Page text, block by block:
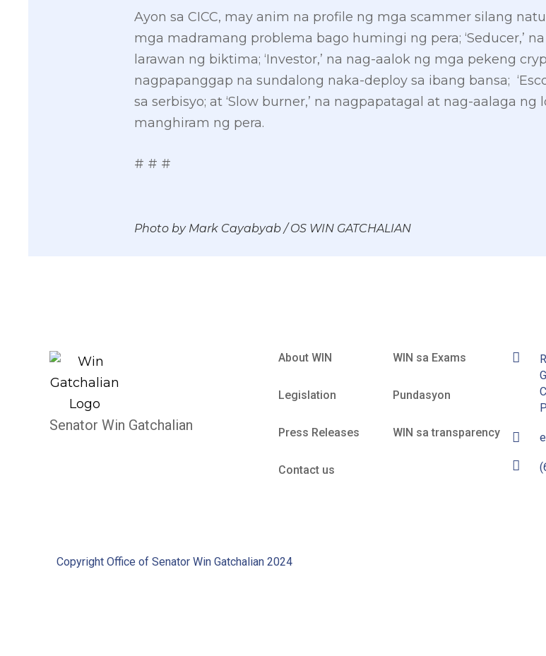
Ayon sa CICC, may anim na profile ng mga scammer silang
mga madramang problema bago humingi ng pera; ‘Seducer,’
larawan ng biktima; ‘Investor,’ na nag-aalok ng mga pekeng
nagpapanggap na sundalong naka-deploy sa ibang bansa;
sa serbisyo; at ‘Slow burner,’ na nagpapatagal at nag-aalaga
manghiram ng pera.
# # #
Photo by Mark Cayabyab / OS WIN GATCHALIAN
Senator Win Gatchalian
About WIN
Legislation
Press Releases
Contact us
WIN sa Exams
Pundasyon
WIN sa transparency
Copyright Office of Senator Win Gatchalian 2024